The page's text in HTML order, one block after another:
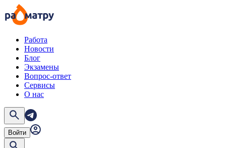
Работа
Новости
Блог
Экзамены
Вопрос-ответ
Сервисы
О нас
Войти